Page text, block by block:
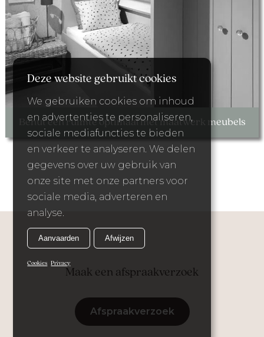
Benut een ruimte optimaal met maatwerk meubels
Maak een afspraakverzoek
Afspraakverzoek
Deze website gebruikt cookies
We gebruiken cookies om inhoud
en advertenties te personaliseren,
sociale mediafuncties te bieden
en verkeer te analyseren. We delen
gegevens over uw gebruik van
onze site met onze partners voor
sociale media, adverteren en
analyse.
Aanvaarden Afwijzen
Cookies Privacy